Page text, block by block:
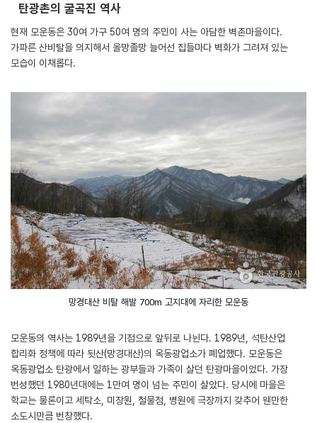
탄광촌의 굴곡진 역사
현재 모운동은 30여 가구 50여 명의 주민이 사는 아담한 벽촌마을이다.
가파른 산비탈을 의지해서 올망졸망 늘어선 집들마다 벽화가 그려져 있는
모습이 이채롭다.
망경대산 비탈 해발 700m 고지대에 자리한 모운동
모운동의 역사는 1989년을 기점으로 앞뒤로 나뉜다. 1989년, 석탄산업
합리화 정책에 따라 뒷산(망경대산)의 옥동광업소가 폐업했다. 모운동은
옥동광업소 탄광에서 일하는 광부들과 가족이 살던 탄광마을이었다. 가장
번성했던 1980년대에는 1만여 명이 넘는 주민이 살았다. 당시에 마을은
학교는 물론이고 세탁소, 미장원, 철물점, 병원에 극장까지 갖추어 웬만한
소도시만큼 번창했다.